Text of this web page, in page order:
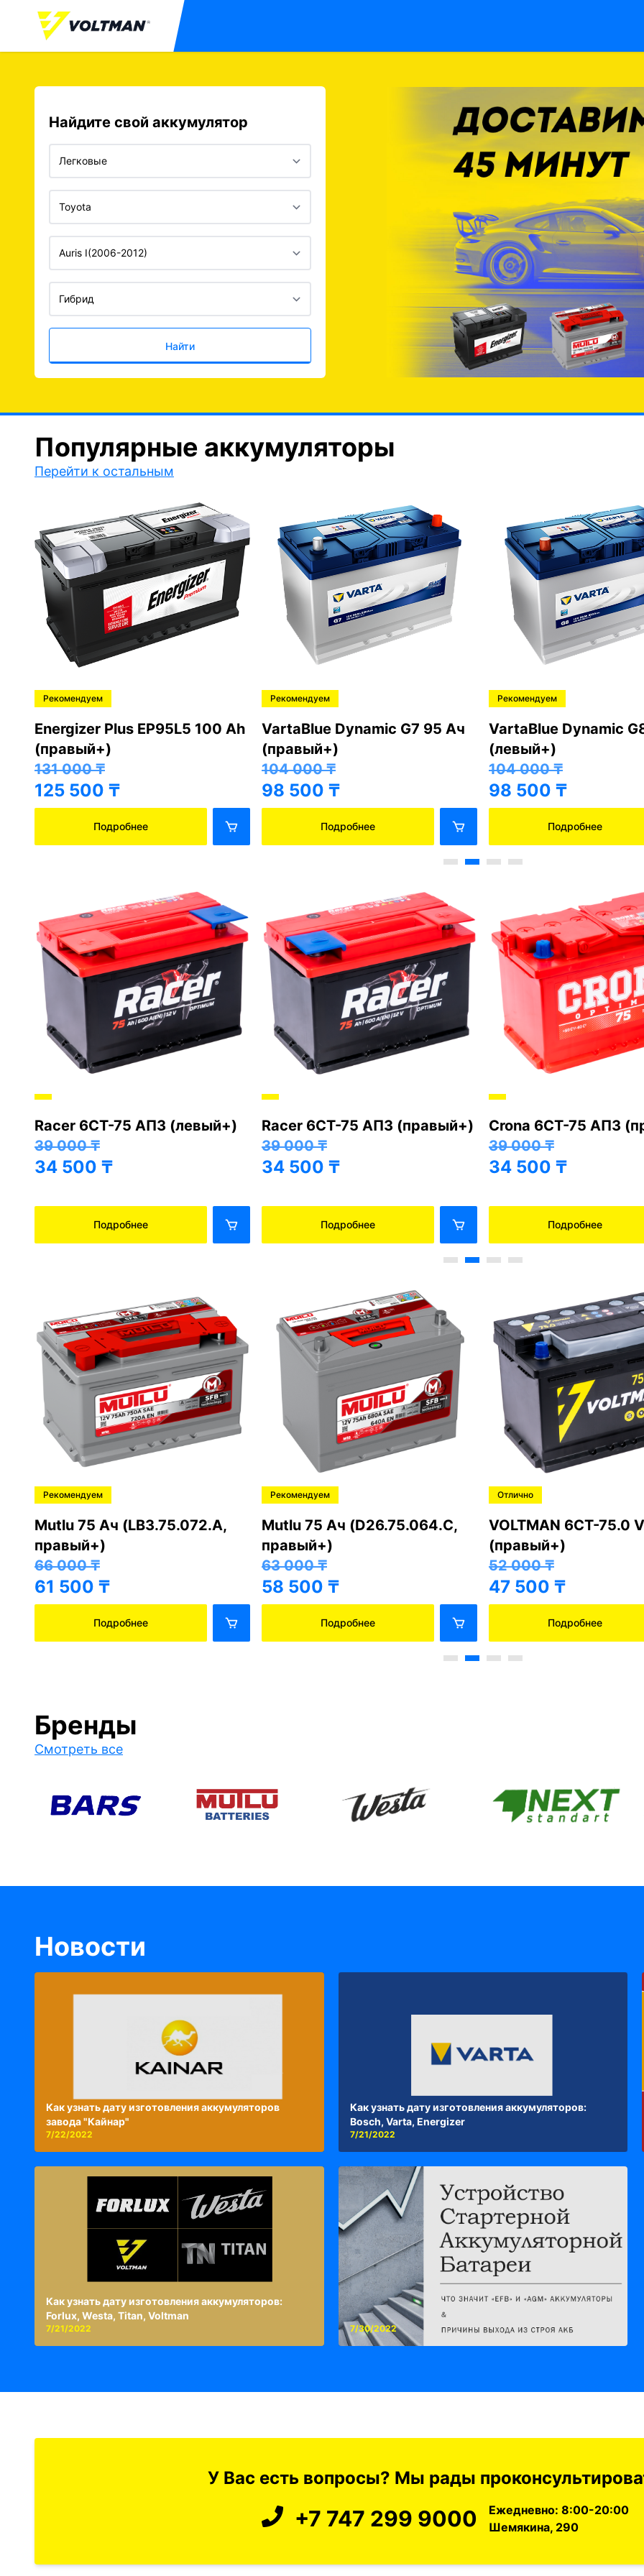
Найдите свой аккумулятор
Найти
Популярные аккумуляторы
Перейти к остальным
Рекомендуем
Energizer Plus EP95L5 100 Ah
(правый+)
131 000₸
125 500 ₸
Подробнее
Рекомендуем
VartaBlue Dynamic G7 95 Ач
(правый+)
104 000₸
98 500 ₸
Подробнее
Рекомендуем
VartaBlue Dynamic
(левый+)
104 000₸
98 500 ₸
Подробнее
Racer 6СТ-75 АПЗ (левый+)
39 000₸
34 500 ₸
Подробнее
Racer 6СТ-75 АПЗ (правый+)
39 000₸
34 500 ₸
Подробнее
Crona 6СТ-75 АПЗ
39 000₸
34 500 ₸
Подробнее
Рекомендуем
Mutlu 75 Ач (LB3.75.072.A,
правый+)
66 000₸
61 500 ₸
Подробнее
Рекомендуем
Mutlu 75 Ач (D26.75.064.C,
правый+)
63 000₸
58 500 ₸
Подробнее
Отлично
VOLTMAN 6CT-75.0
(правый+)
52 000₸
47 500 ₸
Подробнее
Бренды
Смотреть все
Новости
Как узнать дату изготовления аккумуляторов
завода "Кайнар"
7/22/2022
Как узнать дату изготовления аккумуляторов:
Bosch, Varta, Energizer
7/21/2022
Как узнать дату изготовления аккумуляторов:
Forlux, Westa, Titan, Voltman
7/21/2022 7/30/2022
У Вас есть вопросы? Мы рады
+7 747 299 9000
Ежедневно: 8:00-20:00
Шемякина, 290